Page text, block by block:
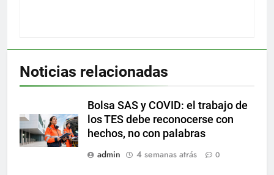
Noticias relacionadas
Bolsa SAS y COVID: el trabajo de
los TES debe reconocerse con
hechos, no con palabras
admin
4 semanas atrás 0